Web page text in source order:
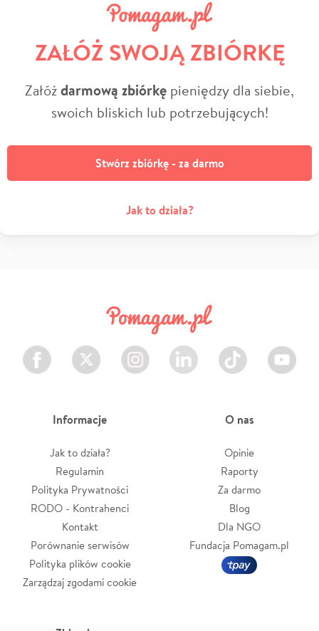
ZAŁÓŻ SWOJĄ ZBIÓRKĘ
Załóżdarmową zbiórkę pieniędzy dla siebie,
swoich bliskich lub potrzebujących!
Stwórz zbiórkę - za darmo
Jak to działa?
Facebook Twitter Instagram LinkedIn TikTok Youtube
Informacje
Jak to działa?
Regulamin
Polityka Prywatności
RODO - Kontrahenci
Kontakt
Porównanie serwisów
Polityka plików cookie
Zarządzaj zgodami cookie
O nas
Opinie
Raporty
Za darmo
Blog
Dla NGO
Fundacja Pomagam.pl